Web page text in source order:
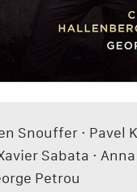
Snouffer · Pavel
Sabata ·
Petrou